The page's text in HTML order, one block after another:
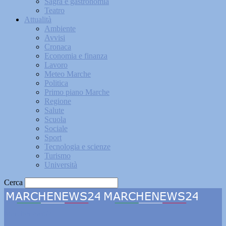
Teatro
Attualità
Ambiente
Avvisi
Cronaca
Economia e finanza
Lavoro
Meteo Marche
Politica
Primo piano Marche
Regione
Salute
Scuola
Sociale
Sport
Tecnologia e scienze
Turismo
Università
Cerca